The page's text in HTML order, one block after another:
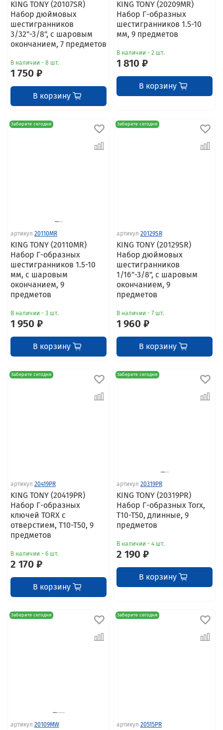
KING TONY (20107SR)
Набор дюймовых
шестигранников
3/32"-3/8", с шаровым
окончанием, 7 предметов
В наличии - 8 шт.
1 750 ₽
В корзину
KING TONY (20209MR)
Набор Г-образных
шестигранников 1.5-10
мм, 9 предметов
В наличии - 2 шт.
1 810 ₽
В корзину
Заберите сегодня
артикул 20110MR
KING TONY (20110MR)
Набор Г-образных
шестигранников 1.5-10
мм, с шаровым
окончанием, 9
предметов
В наличии - 3 шт.
1 950 ₽
В корзину
Заберите сегодня
артикул 20129SR
KING TONY (20129SR)
Набор дюймовых
шестигранников
1/16"-3/8", с шаровым
окончанием, 9
предметов
В наличии - 7 шт.
1 960 ₽
В корзину
Заберите сегодня
артикул 20419PR
KING TONY (20419PR)
Набор Г-образных
ключей TORX с
отверстием, T10-T50, 9
предметов
В наличии - 6 шт.
2 170 ₽
В корзину
Заберите сегодня
артикул 20319PR
KING TONY (20319PR)
Набор Г-образных Torx,
T10-T50, длинные, 9
предметов
В наличии - 4 шт.
2 190 ₽
В корзину
Заберите сегодня
артикул 20109MW
Заберите сегодня
артикул 20515PR